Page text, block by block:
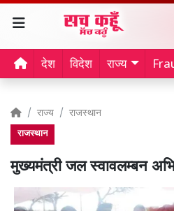
देश विदेश राज्य
राज्य राजस्थान
राजस्थान
मुख्यमंत्री जल स्वावलम्बन